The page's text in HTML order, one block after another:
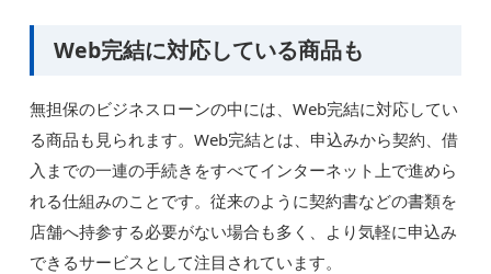
Web完結に対応している商品も
無担保のビジネスローンの中には、Web完結に対応してい
る商品も見られます。Web完結とは、申込みから契約、借
入までの一連の手続きをすべてインターネット上で進めら
れる仕組みのことです。従来のように契約書などの書類を
店舗へ持参する必要がない場合も多く、より気軽に申込み
できるサービスとして注目されています。